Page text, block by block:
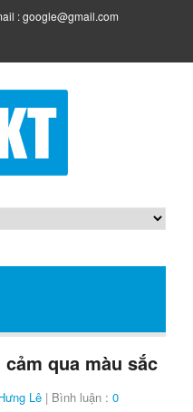
: google@gmail.com
qua màu sắc
Lê | Bình luận : 0